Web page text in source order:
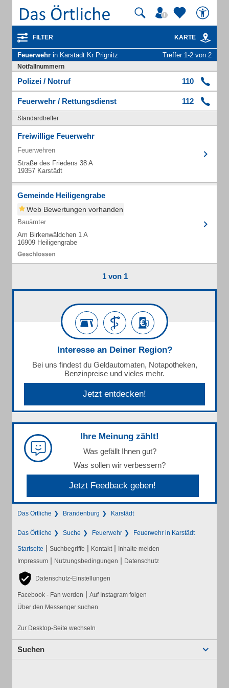
FILTER KARTE
Feuerwehr in Karstädt Kr Prignitz Treffer 1-2 von 2
Notfallnummern
Polizei / Notruf 110
Feuerwehr / Rettungsdienst 112
Standardtreffer
Freiwillige Feuerwehr
Feuerwehren
Straße des Friedens 38 A
19357 Karstädt
Gemeinde Heiligengrabe
Web Bewertungen vorhanden
Bauämter
Am Birkenwäldchen 1 A
16909 Heiligengrabe
1 von 1
Interesse an Deiner Region?
Bei uns findest du Geldautomaten, Notapotheken,
Benzinpreise und vieles mehr.
Jetzt entdecken!
Ihre Meinung zählt!
Was gefällt Ihnen gut?
Was sollen wir verbessern?
Jetzt Feedback geben!
Das Örtliche Brandenburg Karstädt
Das Örtliche Suche Feuerwehr Feuerwehr in Karstädt
Startseite | Suchbegriffe | Kontakt | Inhalte melden
Impressum | Nutzungsbedingungen | Datenschutz
Datenschutz-Einstellungen
Facebook - Fan werden | Auf Instagram folgen
Über den Messenger suchen
Zur Desktop-Seite wechseln
Suchen